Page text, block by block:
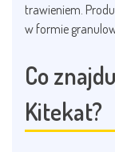
trawieniem.
w formie
Co
Kitekat?